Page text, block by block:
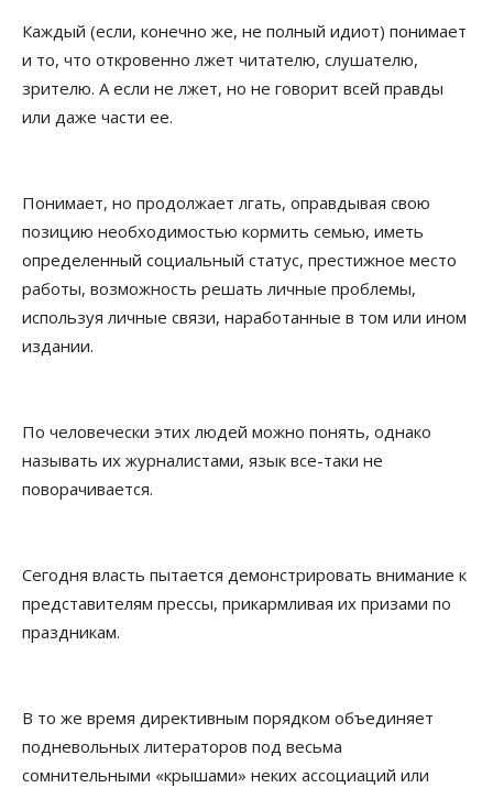
Каждый (если, конечно же, не полный идиот) понимает
и то, что откровенно лжет читателю, слушателю,
зрителю. А если не лжет, но не говорит всей правды
или даже части ее.
Понимает, но продолжает лгать, оправдывая свою
позицию необходимостью кормить семью, иметь
определенный социальный статус, престижное место
работы, возможность решать личные проблемы,
используя личные связи, наработанные в том или ином
издании.
По человечески этих людей можно понять, однако
называть их журналистами, язык все-таки не
поворачивается.
Сегодня власть пытается демонстрировать внимание к
представителям прессы, прикармливая их призами по
праздникам.
В то же время директивным порядком объединяет
подневольных литераторов под весьма
сомнительными «крышами» неких ассоциаций или